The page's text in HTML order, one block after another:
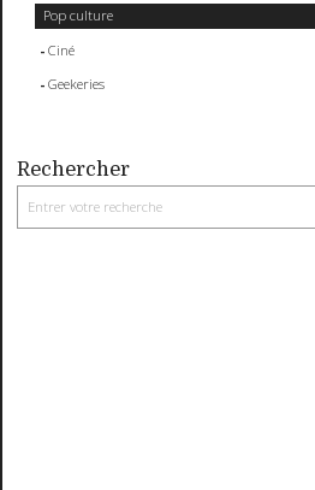
Pop culture
Ciné
Geekeries
Rechercher